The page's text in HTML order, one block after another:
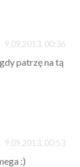
9.09.2013, 00:36
patrzę na tą
9.09.2013, 00:53
:)